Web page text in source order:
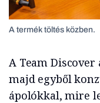
A termék töltés közben.
A Team Discover
majd egyből
ápolókkal, mire